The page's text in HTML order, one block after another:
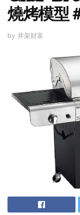
燒烤模型
by 井架財富